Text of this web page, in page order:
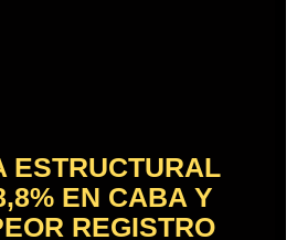
ESTRUCTURAL
EN CABA Y
REGISTRO